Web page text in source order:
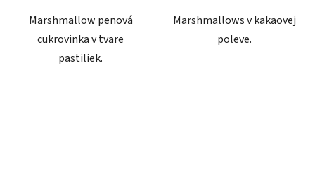
Marshmallow penová
cukrovinka v tvare
pastiliek.
Marshmallows v kakaovej
poleve.